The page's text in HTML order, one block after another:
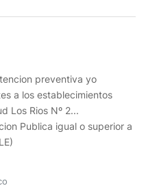
preventiva yo
a los establecimientos
Los Rios Nº 2...
Publica igual o superior a